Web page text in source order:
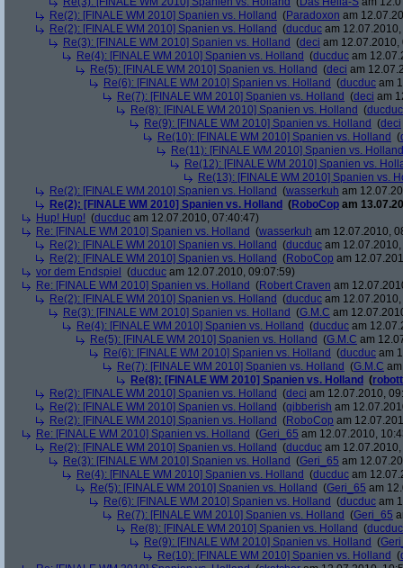
Re(2): [FINALE WM 2010] Spanien vs. Holland (Paradoxon am
Re(2): [FINALE WM 2010] Spanien vs. Holland (ducduc am
Re(3): [FINALE WM 2010] Spanien vs. Holland (deci am 12.07.2010,
Re(4): [FINALE WM 2010] Spanien vs. Holland (ducduc am
Re(5): [FINALE WM 2010] Spanien vs. Holland (deci am
Re(6): [FINALE WM 2010] Spanien vs. Holland (ducduc am
Re(7): [FINALE WM 2010] Spanien vs. Holland (deci am
Re(8): [FINALE WM 2010] Spanien vs. Holland (ducduc
Re(9): [FINALE WM 2010] Spanien vs. Holland (deci
Re(10): [FINALE WM 2010] Spanien vs. Holland (
Re(11): [FINALE WM 2010] Spanien vs. Holland
Re(12): [FINALE WM 2010] Spanien vs.
Re(13): [FINALE WM 2010] Spanien vs.
Re(2): [FINALE WM 2010] Spanien vs. Holland (wasserkuh am
Re(2): [FINALE WM 2010] Spanien vs. Holland (RoboCop am
Hup! Hup! (ducduc am 12.07.2010, 07:40:47)
Re: [FINALE WM 2010] Spanien vs. Holland (wasserkuh am 12.07.2010,
Re(2): [FINALE WM 2010] Spanien vs. Holland (ducduc am
Re(2): [FINALE WM 2010] Spanien vs. Holland (RoboCop am
vor dem Endspiel
(ducduc am 12.07.2010, 09:07:59)
Re: [FINALE WM 2010] Spanien vs. Holland (Robert Craven am
Re(2): [FINALE WM 2010] Spanien vs. Holland (ducduc am
Re(3): [FINALE WM 2010] Spanien vs. Holland (G.M.C am
Re(4): [FINALE WM 2010] Spanien vs. Holland (ducduc am
Re(5): [FINALE WM 2010] Spanien vs. Holland (G.M.C am
Re(6): [FINALE WM 2010] Spanien vs. Holland (ducduc am
Re(7): [FINALE WM 2010] Spanien vs. Holland (G.M.C
Re(8): [FINALE WM 2010] Spanien vs. Holland (
Re(2): [FINALE WM 2010] Spanien vs. Holland (deci am 12.07.2010,
Re(2): [FINALE WM 2010] Spanien vs. Holland (gibberish am
Re(2): [FINALE WM 2010] Spanien vs. Holland (RoboCop am
Re: [FINALE WM 2010] Spanien vs. Holland (Geri_65 am 12.07.2010,
Re(2): [FINALE WM 2010] Spanien vs. Holland (ducduc am
Re(3): [FINALE WM 2010] Spanien vs. Holland (Geri_65 am
Re(4): [FINALE WM 2010] Spanien vs. Holland (ducduc am
Re(5): [FINALE WM 2010] Spanien vs. Holland (Geri_65 am
Re(6): [FINALE WM 2010] Spanien vs. Holland (ducduc am
Re(7): [FINALE WM 2010] Spanien vs. Holland (Geri_65
Re(8): [FINALE WM 2010] Spanien vs. Holland (ducduc
Re(9): [FINALE WM 2010] Spanien vs. Holland (
Re(10): [FINALE WM 2010] Spanien vs. Holland (